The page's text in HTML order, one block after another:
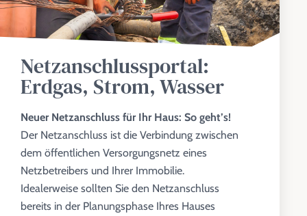
Netzanschlussportal:
Erdgas, Strom, Wasser
Neuer Netzanschluss für Ihr Haus: So geht’s!
Der Netzanschluss ist die Verbindung zwischen
dem öffentlichen Versorgungsnetz eines
Netzbetreibers und Ihrer Immobilie.
Idealerweise sollten Sie den Netzanschluss
bereits in der Planungsphase Ihres Hauses